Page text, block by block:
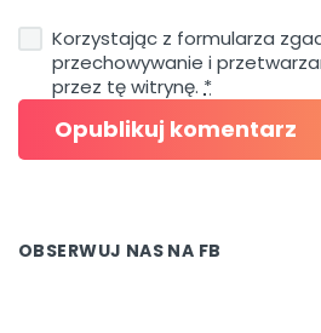
Korzystając z formularza
przechowywanie i
przez tę witrynę. *
OBSERWUJ NAS NA FB